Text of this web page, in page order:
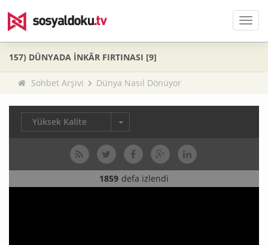
Menü
157) DÜNYADA İNKÂR FIRTINASI [9]
Sohbet Arşivi Dünya Nasıl Dönüyor
Yüksek Kalite
1859 defa izlendi